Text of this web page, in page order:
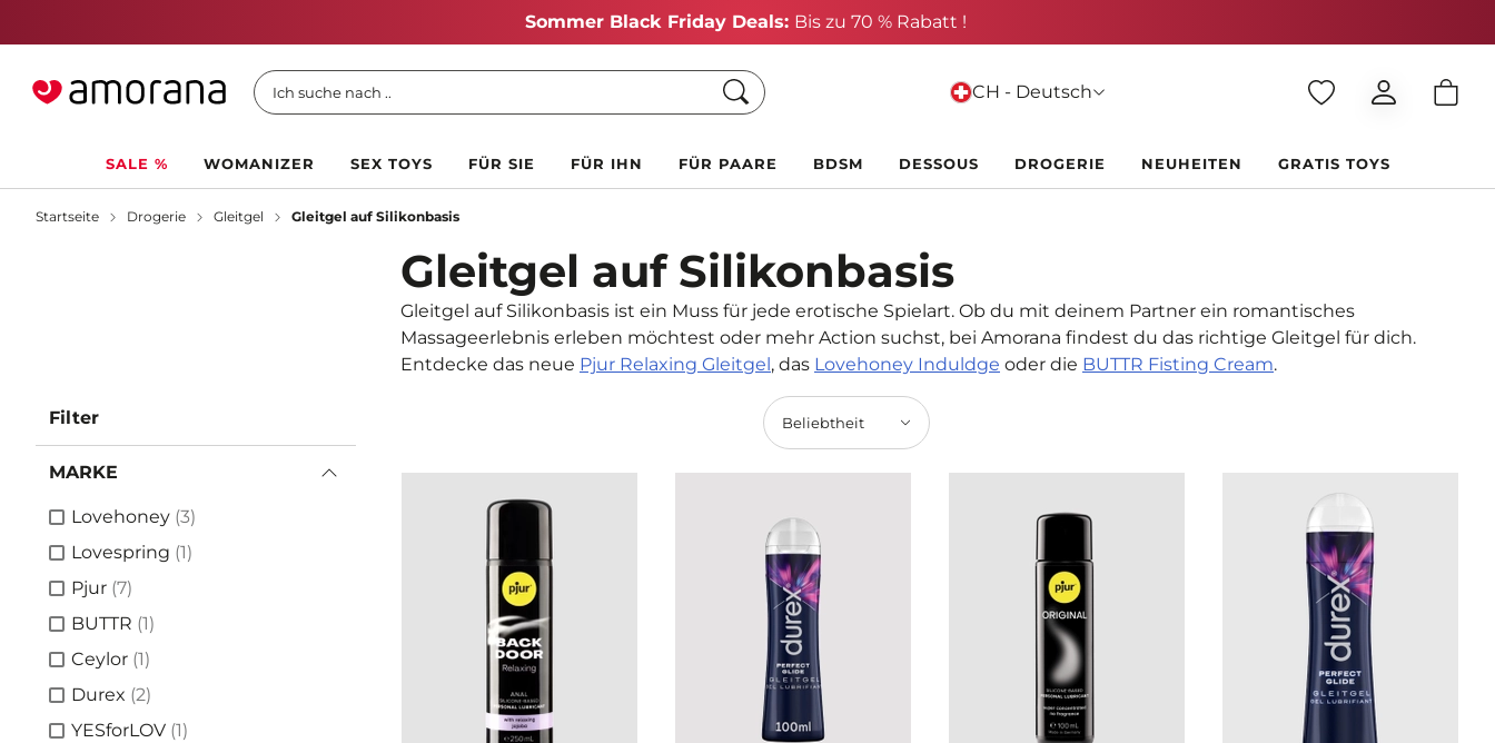
Sommer Black Friday Deals: Bis zu 70 % Rabatt !
Ich suche nach .. Suche CH - Deutsch
SALE % WOMANIZER SEX TOYS FÜR SIE FÜR IHN FÜR PAARE BDSM DESSOUS DROGERIE NEUHEITEN GRATIS TOYS
Startseite Drogerie Gleitgel Gleitgel auf Silikonbasis
Gleitgel auf Silikonbasis
Gleitgel auf Silikonbasis ist ein Muss für jede erotische Spielart. Ob du mit deinem Partner ein romantisches
Massageerlebnis erleben möchtest oder mehr Action suchst, bei Amorana findest du das richtige Gleitgel für dich.
Entdecke das neue Pjur Relaxing Gleitgel, das Lovehoney Induldge oder die BUTTR Fisting Cream.
Filter
MARKE
Lovehoney (3)
Lovespring (1)
Pjur (7)
BUTTR (1)
Ceylor (1)
Durex (2)
YESforLOV (1)
Beliebtheit